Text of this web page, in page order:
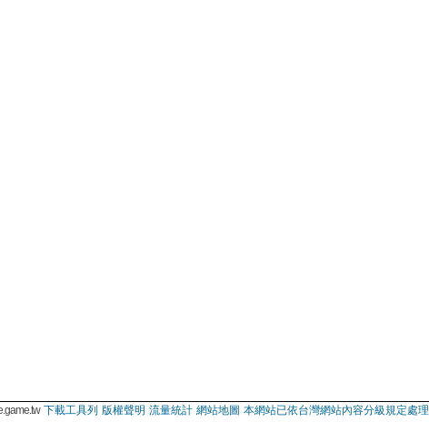
下載工具列 版權聲明 流量統計 網站地圖 本網站已依台灣網站內容分級規定處理